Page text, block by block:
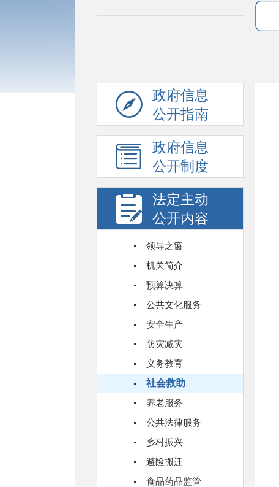
政府信息
公开指南
政府信息
公开制度
法定主动
公开内容
领导之窗
机关简介
预算决算
公共文化服务
安全生产
防灾减灾
义务教育
社会救助
养老服务
公共法律服务
乡村振兴
避险搬迁
食品药品监管